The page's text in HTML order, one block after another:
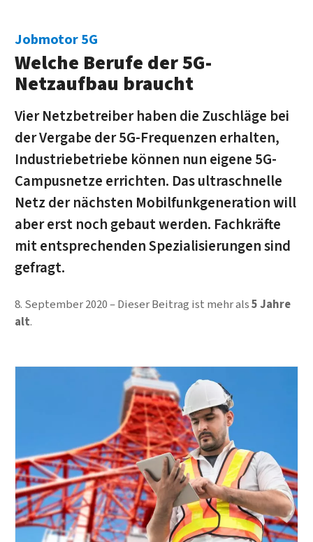
Jobmotor 5G
Welche Berufe der 5G-
Netzaufbau braucht
Vier Netz­betreiber haben die Zuschläge bei
der Vergabe der 5G-Frequenzen erhalten,
Industrie­betriebe können nun eigene 5G-
Campus­netze errichten. Das ultra­schnelle
Netz der nächsten Mobilfunk­generation will
aber erst noch gebaut werden. Fach­kräfte
mit ent­sprechenden Speziali­sierungen sind
gefragt.
8. September 2020 Dieser Beitrag ist mehr als5 Jahre
alt.